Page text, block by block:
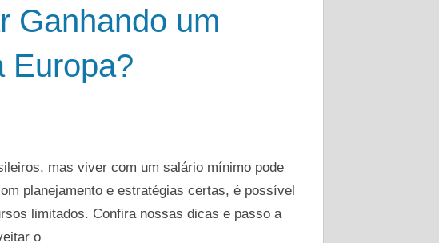
Ganhando um
Europa?
mas viver com um salário mínimo pode
planejamento e estratégias certas, é possível
limitados. Confira nossas dicas e passo a
o